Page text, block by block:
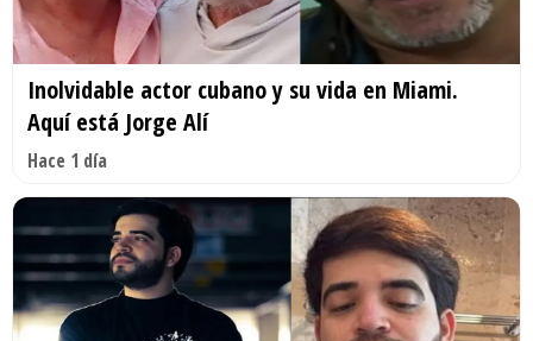
Inolvidable actor cubano y su vida en Miami.
Aquí está Jorge Alí
Hace 1 día